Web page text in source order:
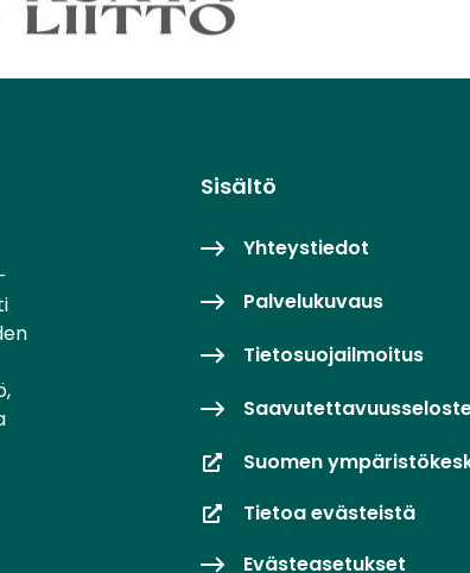
Sisältö
Yhteystiedot
Palvelukuvaus
Tietosuojailmoitus
Suomen
Tietoa evästeistä
Evästeasetukset